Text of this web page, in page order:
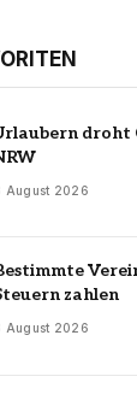
droht
August 2026
zahlen
August 2026